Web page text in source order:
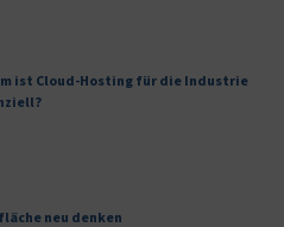
ist Cloud-Hosting für die Industrie
neu denken